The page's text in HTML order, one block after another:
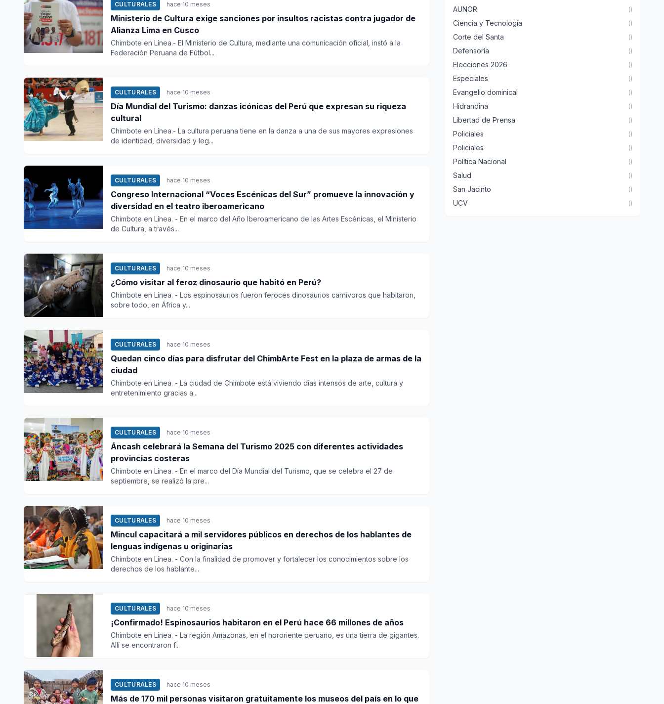
CULTURALES hace 10 meses
Ministerio de Cultura exige sanciones por insultos racistas contra jugador de
Alianza Lima en Cusco
Chimbote en Línea.- El Ministerio de Cultura, mediante una comunicación oficial, instó a la
Federación Peruana de Fútbol...
CULTURALES hace 10 meses
Día Mundial del Turismo: danzas icónicas del Perú que expresan su riqueza
cultural
Chimbote en Línea.- La cultura peruana tiene en la danza a una de sus mayores expresiones
de identidad, diversidad y leg...
CULTURALES hace 10 meses
Congreso Internacional “Voces Escénicas del Sur” promueve la innovación y
diversidad en el teatro iberoamericano
Chimbote en Línea. - En el marco del Año Iberoamericano de las Artes Escénicas, el Ministerio
de Cultura, a través...
CULTURALES hace 10 meses
¿Cómo visitar al feroz dinosaurio que habitó en Perú?
Chimbote en Línea. - Los espinosaurios fueron feroces dinosaurios carnívoros que habitaron,
sobre todo, en África y...
CULTURALES hace 10 meses
Quedan cinco días para disfrutar del ChimbArte Fest en la plaza de armas de la
ciudad
Chimbote en Línea. - La ciudad de Chimbote está viviendo días intensos de arte, cultura y
entretenimiento gracias a...
CULTURALES hace 10 meses
Áncash celebrará la Semana del Turismo 2025 con diferentes actividades
provincias costeras
Chimbote en Línea. - En el marco del Día Mundial del Turismo, que se celebra el 27 de
septiembre, se realizó la pre...
CULTURALES hace 10 meses
Mincul capacitará a mil servidores públicos en derechos de los hablantes de
lenguas indígenas u originarias
Chimbote en Línea. - Con la finalidad de promover y fortalecer los conocimientos sobre los
derechos de los hablante...
CULTURALES hace 10 meses
¡Confirmado! Espinosaurios habitaron en el Perú hace 66 millones de años
Chimbote en Línea. - La región Amazonas, en el nororiente peruano, es una tierra de gigantes.
Allí se encontraron f...
CULTURALES hace 10 meses
Más de 170 mil personas visitaron gratuitamente los museos del país en lo que
AUNOR ()
Ciencia y Tecnología ()
Corte del Santa ()
Defensoría ()
Elecciones 2026 ()
Especiales ()
Evangelio dominical ()
Hidrandina ()
Libertad de Prensa ()
Policiales ()
Policiales ()
Política Nacional ()
Salud ()
San Jacinto ()
UCV ()